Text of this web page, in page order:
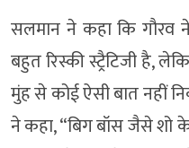
सलमान ने कहा कि गौरव
बहुत रिस्की स्ट्रैटिजी है,
मुंह से कोई ऐसी बात नहीं
ने कहा, “बिग बॉस जैसे शो